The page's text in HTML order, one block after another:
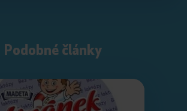
Podobné články